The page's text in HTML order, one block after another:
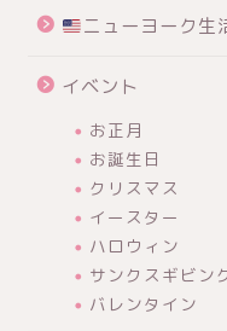
ニューヨーク生
イベント
お正月
お誕生日
クリスマス
イースター
ハロウィン
サンクスギビン
バレンタイン